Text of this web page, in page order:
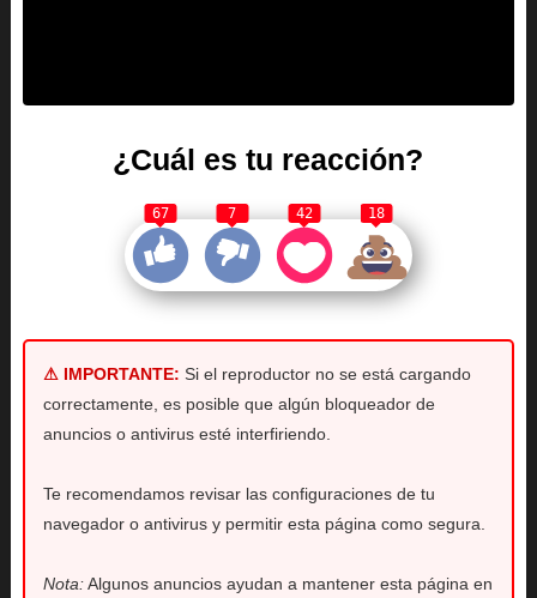
¿Cuál es tu reacción?
67 7 42 18
⚠ IMPORTANTE: Si el reproductor no se está cargando
correctamente, es posible que algún bloqueador de
anuncios o antivirus esté interfiriendo.
Te recomendamos revisar las configuraciones de tu
navegador o antivirus y permitir esta página como segura.
Nota:Algunos anuncios ayudan a mantener esta página en